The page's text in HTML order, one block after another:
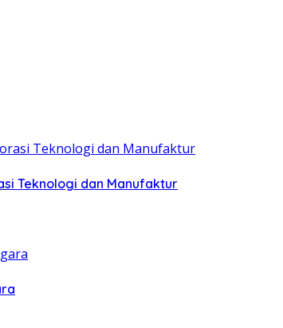
Teknologi dan Manufaktur